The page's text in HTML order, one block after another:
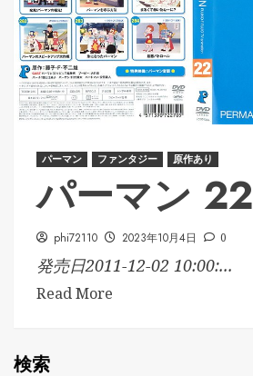
パーマン ファンタジー 原作あり
パーマン 22
phi72110 2023年10月4日 0
発売日2011-12-02 10:00:...
Read More
検索